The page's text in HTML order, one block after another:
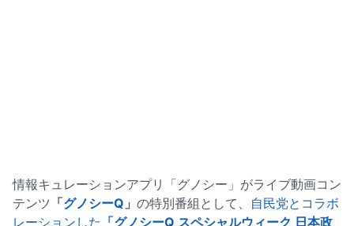
情報キュレーションアプリ「グノシー」がライブ動画コン
テンツ 「グノシーQ 」 の特別番組として、 自民党とコラボ
レーションした 「グノシーQ スペシャルウィーク 日本政